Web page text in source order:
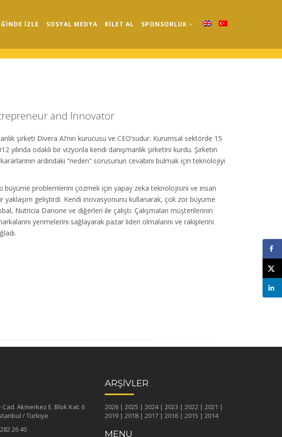
İZLE SOSYAL MEDYA BİLET AL SPONSORLUK
and Innovator
şirketi Divera AI’nın kurucusu ve CEO’sudur. Kurumsal sektörde 15
yılında odaklı bir vizyonla kendi danışmanlık şirketini kurdu. Şirketin
ardındaki “neden” sorusunun cevabını bulmak için teknolojiyi
büyüme problemlerini çözmek için yapay zeka teknolojisini ve insan
geliştirdi. Kendi inovasyonunu kullanarak, çok zor büyüme
Nutricia Danone ve diğerleri ile çalıştı. Çalışmaları müşterilerinin
yenmelerini sağlayarak pazar lideri olmalarını ve rakiplerini
Akmerkez E. Blok Kat: 6
/ Türkiye
26 40
ARŞİVLER
2026| 2025 | 2024| 2023 | 2022| 2021 |
2019| 2018| 2017| 2016| 2015 | 2014
MENU